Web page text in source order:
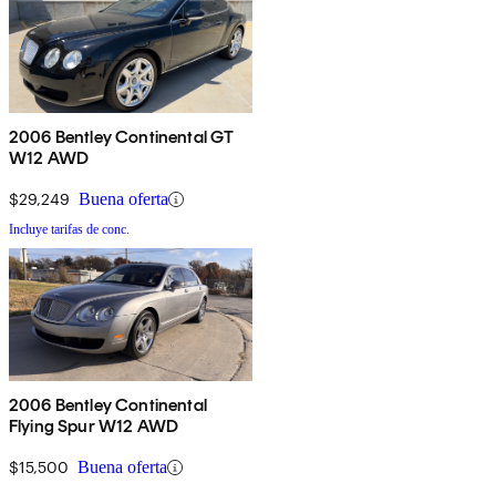
2006 Bentley Continental GT
W12 AWD
$29,249 Buena oferta
Incluye tarifas de conc.
2006 Bentley Continental
Flying Spur W12 AWD
$15,500 Buena oferta